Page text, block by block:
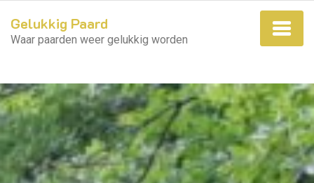
Gelukkig Paard
Waar paarden weer gelukkig worden